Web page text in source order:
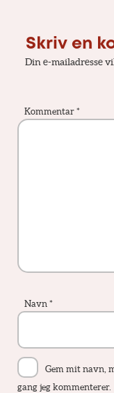
Skriv en
Din e-mailadresse
Kommentar *
Navn *
Gem mit navn,
gang jeg kommenterer.